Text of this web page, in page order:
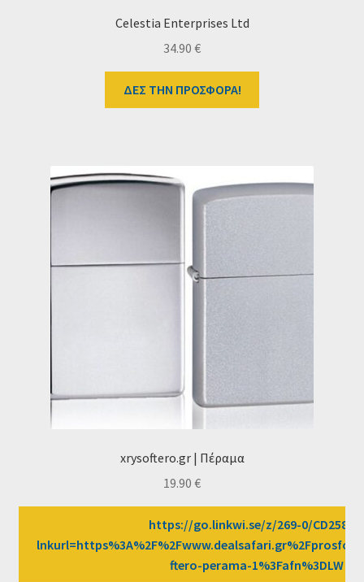
Celestia Enterprises Ltd
34.90 €
ΔΕΣ ΤΗΝ ΠΡΟΣΦΟΡΑ!
xrysoftero.gr | Πέραμα
19.90 €
https://go.linkwi.se/z/269-0/CD2589/
ftero-perama-1%3Fafn%3DLW